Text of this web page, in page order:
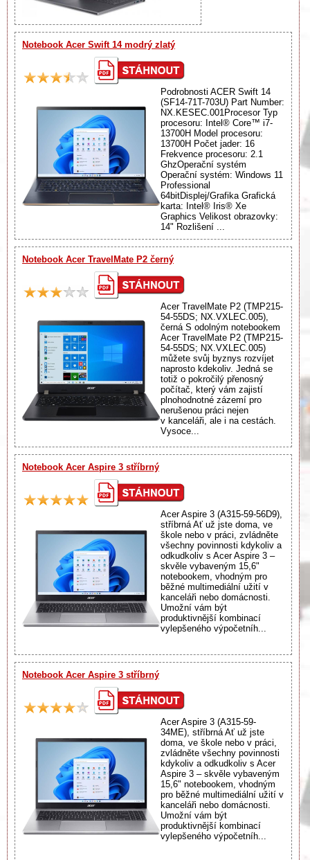
Notebook Acer Swift 14 modrý zlatý
Podrobnosti ACER Swift 14
(SF14-71T-703U) Part Number:
NX.KESEC.001Procesor Typ
procesoru: Intel® Core™ i7-
13700H Model procesoru:
13700H Počet jader: 16
Frekvence procesoru: 2.1
GhzOperační systém
Operační systém: Windows 11
Professional
64bitDisplej/Grafika Grafická
karta: Intel® Iris® Xe
Graphics Velikost obrazovky:
14" Rozlišení ...
Notebook Acer TravelMate P2 černý
Acer TravelMate P2 (TMP215-
54-55DS; NX.VXLEC.005),
černá S odolným notebookem
Acer TravelMate P2 (TMP215-
54-55DS; NX.VXLEC.005)
můžete svůj byznys rozvíjet
naprosto kdekoliv. Jedná se
totiž o pokročilý přenosný
počítač, který vám zajistí
plnohodnotné zázemí pro
nerušenou práci nejen
v kanceláři, ale i na cestách.
Vysoce...
Notebook Acer Aspire 3 stříbrný
Acer Aspire 3 (A315-59-56D9),
stříbrná Ať už jste doma, ve
škole nebo v práci, zvládněte
všechny povinnosti kdykoliv a
odkudkoliv s Acer Aspire 3 –
skvěle vybaveným 15,6"
notebookem, vhodným pro
běžné multimediální užití v
kanceláři nebo domácnosti.
Umožní vám být
produktivnější kombinací
vylepšeného výpočetníh...
Notebook Acer Aspire 3 stříbrný
Acer Aspire 3 (A315-59-
34ME), stříbrná Ať už jste
doma, ve škole nebo v práci,
zvládněte všechny povinnosti
kdykoliv a odkudkoliv s Acer
Aspire 3 – skvěle vybaveným
15,6" notebookem, vhodným
pro běžné multimediální užití v
kanceláři nebo domácnosti.
Umožní vám být
produktivnější kombinací
vylepšeného výpočetníh...